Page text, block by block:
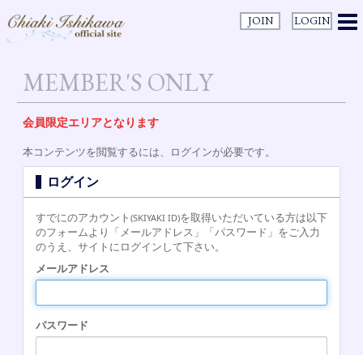
JOIN LOGIN
MEMBER'S ONLY
会員限定エリアとなります
本コンテンツを閲覧するには、ログインが必要です。
ログイン
すでにのアカウント (SKIYAKI ID)を取得いただいている方は以下
のフォームより「メールアドレス」「パスワード」をご入力
のうえ、サイトにログインして下さい。
メールアドレス
パスワード